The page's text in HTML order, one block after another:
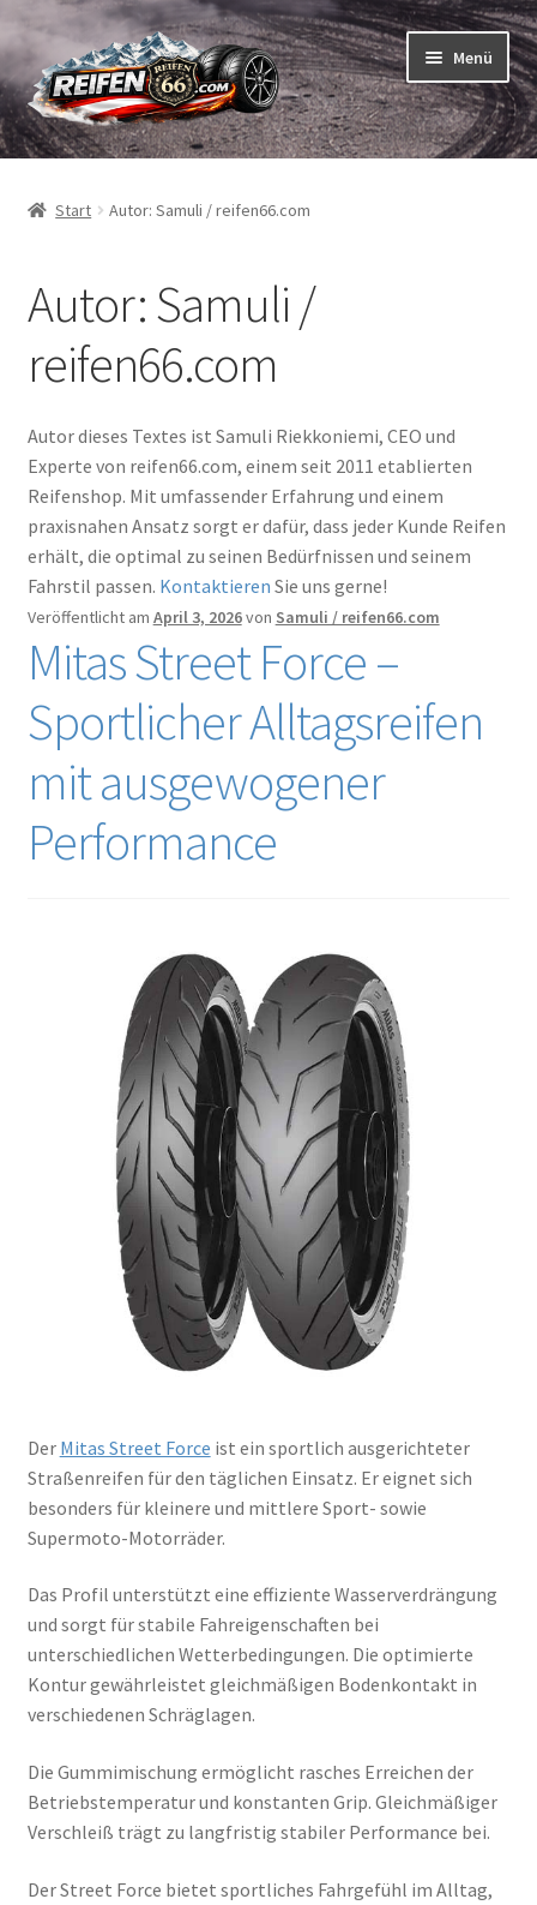
Zur
Navigation
springen
Zum
Inhalt
springen
Menü
Reifen
Schläuche
So bestellen Sie
Reifentests
Kontakt
Start Autor: Samuli / reifen66.com
Autor:Samuli /
reifen66.com
Autor dieses Textes ist Samuli Riekkoniemi, CEO und
Experte von reifen66.com, einem seit 2011 etablierten
Reifenshop. Mit umfassender Erfahrung und einem
praxisnahen Ansatz sorgt er dafür, dass jeder Kunde Reifen
erhält, die optimal zu seinen Bedürfnissen und seinem
Fahrstil passen. Kontaktieren Sie uns gerne!
Veröffentlicht am April 3, 2026von Samuli / reifen66.com
Mitas Street Force –
Sportlicher Alltagsreifen
mit ausgewogener
Performance
Der Mitas Street Force ist ein sportlich ausgerichteter
Straßenreifen für den täglichen Einsatz. Er eignet sich
besonders für kleinere und mittlere Sport- sowie
Supermoto-Motorräder.
Das Profil unterstützt eine effiziente Wasserverdrängung
und sorgt für stabile Fahreigenschaften bei
unterschiedlichen Wetterbedingungen. Die optimierte
Kontur gewährleistet gleichmäßigen Bodenkontakt in
verschiedenen Schräglagen.
Die Gummimischung ermöglicht rasches Erreichen der
Betriebstemperatur und konstanten Grip. Gleichmäßiger
Verschleiß trägt zu langfristig stabiler Performance bei.
Der Street Force bietet sportliches Fahrgefühl im Alltag,